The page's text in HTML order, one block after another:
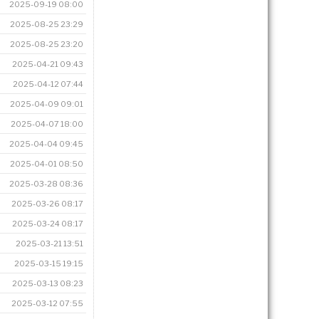
2025-09-19 08:00
2025-08-25 23:29
2025-08-25 23:20
2025-04-21 09:43
2025-04-12 07:44
2025-04-09 09:01
2025-04-07 18:00
2025-04-04 09:45
2025-04-01 08:50
2025-03-28 08:36
2025-03-26 08:17
2025-03-24 08:17
2025-03-21 13:51
2025-03-15 19:15
2025-03-13 08:23
2025-03-12 07:55